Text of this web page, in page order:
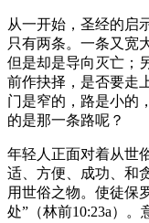
从一开始，圣经的启
只有两条。一条又宽
但是却是导向灭亡；
前作抉择，是否要走
门是窄的，路是小的
的是那一条路呢？
年轻人正面对着从世
适、方便、成功、和
用世俗之物。使徒保
处”（林前10:23a）